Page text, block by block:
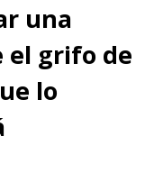
una
el grifo de
lo